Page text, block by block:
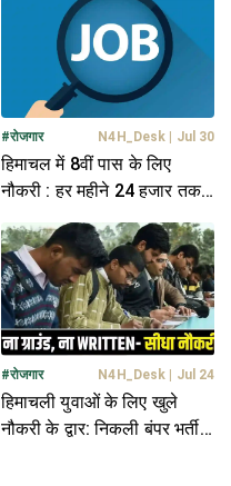
#रोजगार N4H_Desk Jul 30
हिमाचल में 8वीं पास के लिए
नौकरी : हर महीने 24 हजार तक
मिलेगी सैलरी, जानें पूरी डिटेल
#रोजगार N4H_Desk Jul 24
हिमाचली युवाओं के लिए खुले
नौकरी के द्वार: निकली बंपर भर्ती,